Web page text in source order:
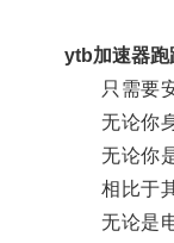
ytb加速器跑
只需要安
无论你身
无论你是
相比于其
无论是电